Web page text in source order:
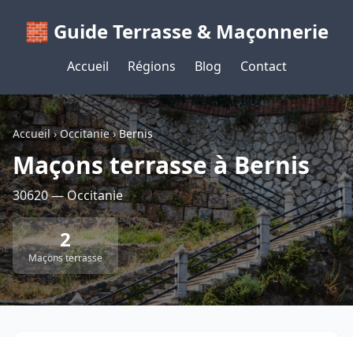
🧱 Guide Terrasse & Maçonnerie
Accueil Régions Blog Contact
Accueil›Occitanie›Bernis
Maçons terrasse à Bernis
30620 — Occitanie
2
Maçons terrasse